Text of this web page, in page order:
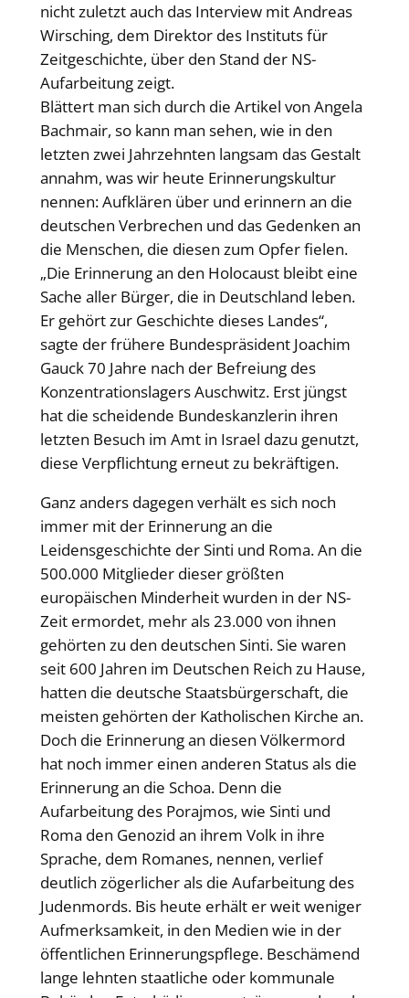
nicht zuletzt auch das Interview mit Andreas
Wirsching, dem Direktor des Instituts für
Zeitgeschichte, über den Stand der NS-
Aufarbeitung zeigt.
Blättert man sich durch die Artikel von Angela
Bachmair, so kann man sehen, wie in den
letzten zwei Jahrzehnten langsam das Gestalt
annahm, was wir heute Erinnerungskultur
nennen: Aufklären über und erinnern an die
deutschen Verbrechen und das Gedenken an
die Menschen, die diesen zum Opfer fielen.
„Die Erinnerung an den Holocaust bleibt eine
Sache aller Bürger, die in Deutschland leben.
Er gehört zur Geschichte dieses Landes“,
sagte der frühere Bundespräsident Joachim
Gauck 70 Jahre nach der Befreiung des
Konzentrationslagers Auschwitz. Erst jüngst
hat die scheidende Bundeskanzlerin ihren
letzten Besuch im Amt in Israel dazu genutzt,
diese Verpflichtung erneut zu bekräftigen.
Ganz anders dagegen verhält es sich noch
immer mit der Erinnerung an die
Leidensgeschichte der Sinti und Roma. An die
500.000 Mitglieder dieser größten
europäischen Minderheit wurden in der NS-
Zeit ermordet, mehr als 23.000 von ihnen
gehörten zu den deutschen Sinti. Sie waren
seit 600 Jahren im Deutschen Reich zu Hause,
hatten die deutsche Staatsbürgerschaft, die
meisten gehörten der Katholischen Kirche an.
Doch die Erinnerung an diesen Völkermord
hat noch immer einen anderen Status als die
Erinnerung an die Schoa. Denn die
Aufarbeitung des Porajmos, wie Sinti und
Roma den Genozid an ihrem Volk in ihre
Sprache, dem Romanes, nennen, verlief
deutlich zögerlicher als die Aufarbeitung des
Judenmords. Bis heute erhält er weit weniger
Aufmerksamkeit, in den Medien wie in der
öffentlichen Erinnerungspflege. Beschämend
lange lehnten staatliche oder kommunale